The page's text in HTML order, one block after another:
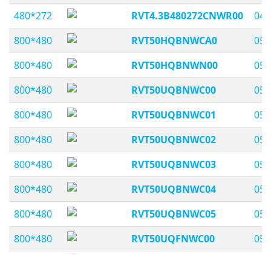
480*272
RVT4.3B480272CNWR00
800*480
RVT50HQBNWCA0
800*480
RVT50HQBNWN00
800*480
RVT50UQBNWC00
800*480
RVT50UQBNWC01
800*480
RVT50UQBNWC02
800*480
RVT50UQBNWC03
800*480
RVT50UQBNWC04
800*480
RVT50UQBNWC05
800*480
RVT50UQFNWC00